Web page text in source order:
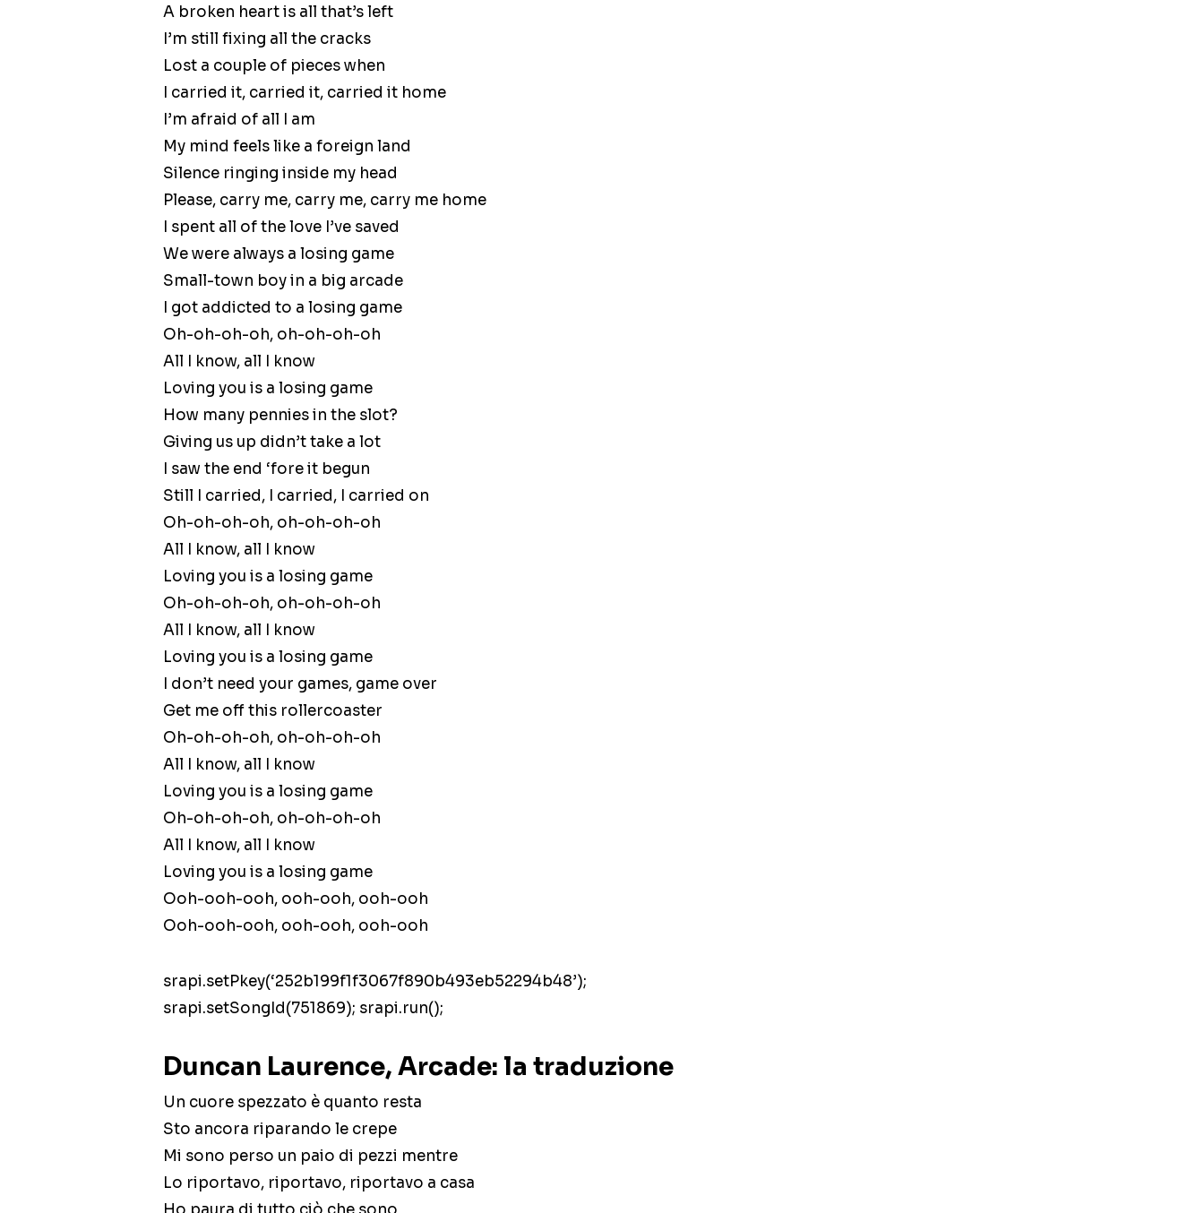
A broken heart is all that’s left
I’m still fixing all the cracks
Lost a couple of pieces when
I carried it, carried it, carried it home
I’m afraid of all I am
My mind feels like a foreign land
Silence ringing inside my head
Please, carry me, carry me, carry me home
I spent all of the love I’ve saved
We were always a losing game
Small-town boy in a big arcade
I got addicted to a losing game
Oh-oh-oh-oh, oh-oh-oh-oh
All I know, all I know
Loving you is a losing game
How many pennies in the slot?
Giving us up didn’t take a lot
I saw the end ‘fore it begun
Still I carried, I carried, I carried on
Oh-oh-oh-oh, oh-oh-oh-oh
All I know, all I know
Loving you is a losing game
Oh-oh-oh-oh, oh-oh-oh-oh
All I know, all I know
Loving you is a losing game
I don’t need your games, game over
Get me off this rollercoaster
Oh-oh-oh-oh, oh-oh-oh-oh
All I know, all I know
Loving you is a losing game
Oh-oh-oh-oh, oh-oh-oh-oh
All I know, all I know
Loving you is a losing game
Ooh-ooh-ooh, ooh-ooh, ooh-ooh
Ooh-ooh-ooh, ooh-ooh, ooh-ooh
srapi.setPkey(‘252b199f1f3067f890b493eb52294b48’);
srapi.setSongId(751869); srapi.run();
Duncan Laurence, Arcade: la traduzione
Un cuore spezzato è quanto resta
Sto ancora riparando le crepe
Mi sono perso un paio di pezzi mentre
Lo riportavo, riportavo, riportavo a casa